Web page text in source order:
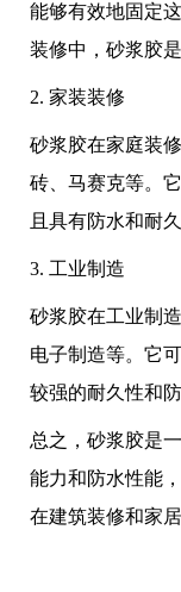
能够有效地固定
装修中，砂浆胶
2. 家装装修
砂浆胶在家庭装
砖、马赛克等。
且具有防水和耐
3. 工业制造
砂浆胶在工业制
电子制造等。它
较强的耐久性和防
总之，砂浆胶是
能力和防水性能
在建筑装修和家